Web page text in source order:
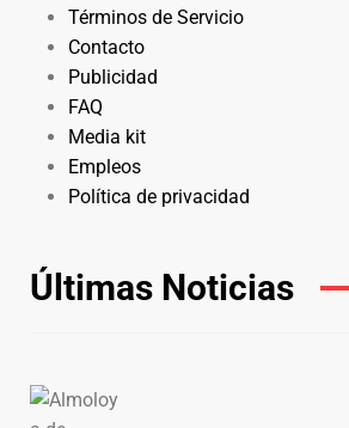
Términos de Servicio
Contacto
Publicidad
FAQ
Media kit
Empleos
Política de privacidad
Últimas Noticias